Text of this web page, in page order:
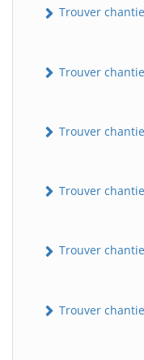
Trouver
Trouver
Trouver
Trouver
Trouver
Trouver